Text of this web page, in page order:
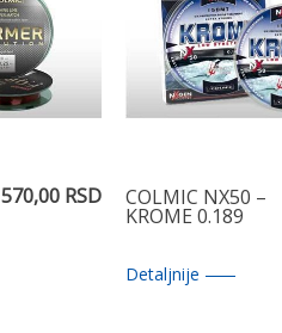
570,00 RSD COLMIC NX50 –
KROME 0.189
Detaljnije